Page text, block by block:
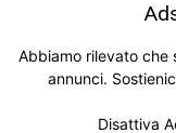
Abbiamo rilevato che
annunci.
Disattiva